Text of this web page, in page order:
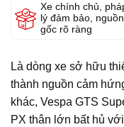
Xe chính chủ,
lý đảm bảo, nguồn
gốc rõ ràng
Là dòng xe sở hữu
thành nguồn cảm
khác, Vespa GTS
PX thân lớn bất hủ